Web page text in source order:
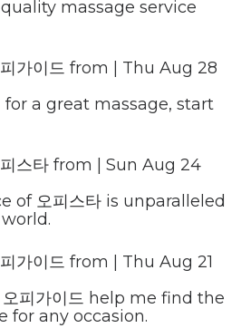
massage service
가이드 from
Thu Aug 28
a great massage, start
스타 from
Sun Aug 24
of 오피스타 is unparalleled
가이드 from
Thu Aug 21
피가이드 help me find the
for any occasion.